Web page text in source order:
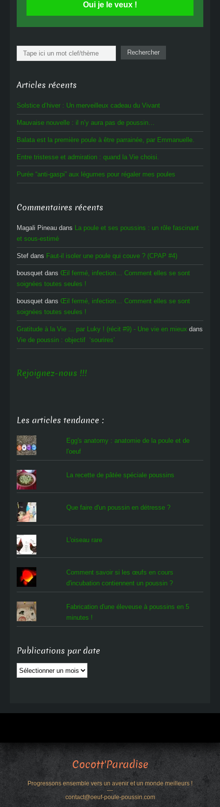
Oui je le veux !
Rechercher Rechercher
Articles récents
Solstice d’hiver : Un merveilleux cadeau du Vivant
Mauvaise nouvelle : il n’y aura pas de poussin…
Balata est la première poule à être parrainée, par Emmanuelle.
Entre tristesse et admiration : quand la Vie choisi.
Purée “anti-gaspi” aux légumes pour régaler mes poules
Commentaires récents
Magali Pineau dans La poule et ses poussins : un rôle fascinant
et sous-estimé
Stef dans Faut-il isoler une poule qui couve ? (CPAP #4)
bousquet dans Œil fermé, infection… Comment elles se sont
soignées toutes seules !
bousquet dans Œil fermé, infection… Comment elles se sont
soignées toutes seules !
Gratitude à la Vie ... par Luky ! (récit #9) - Une vie en mieux dans
Vie de poussin : objectif ‘sourires’
Rejoignez-nous !!!
Les articles tendance :
Egg's anatomy : anatomie de la poule et de
l'oeuf
La recette de pâtée spéciale poussins
Que faire d'un poussin en détresse ?
L'oiseau rare
Comment savoir si les œufs en cours
d'incubation contiennent un poussin ?
Fabrication d'une éleveuse à poussins en 5
minutes !
Publications par date
Publications
par
Cocott'Paradise
Progressons ensemble vers un avenir et un monde meilleurs !
---
contact@oeuf-poule-poussin.com